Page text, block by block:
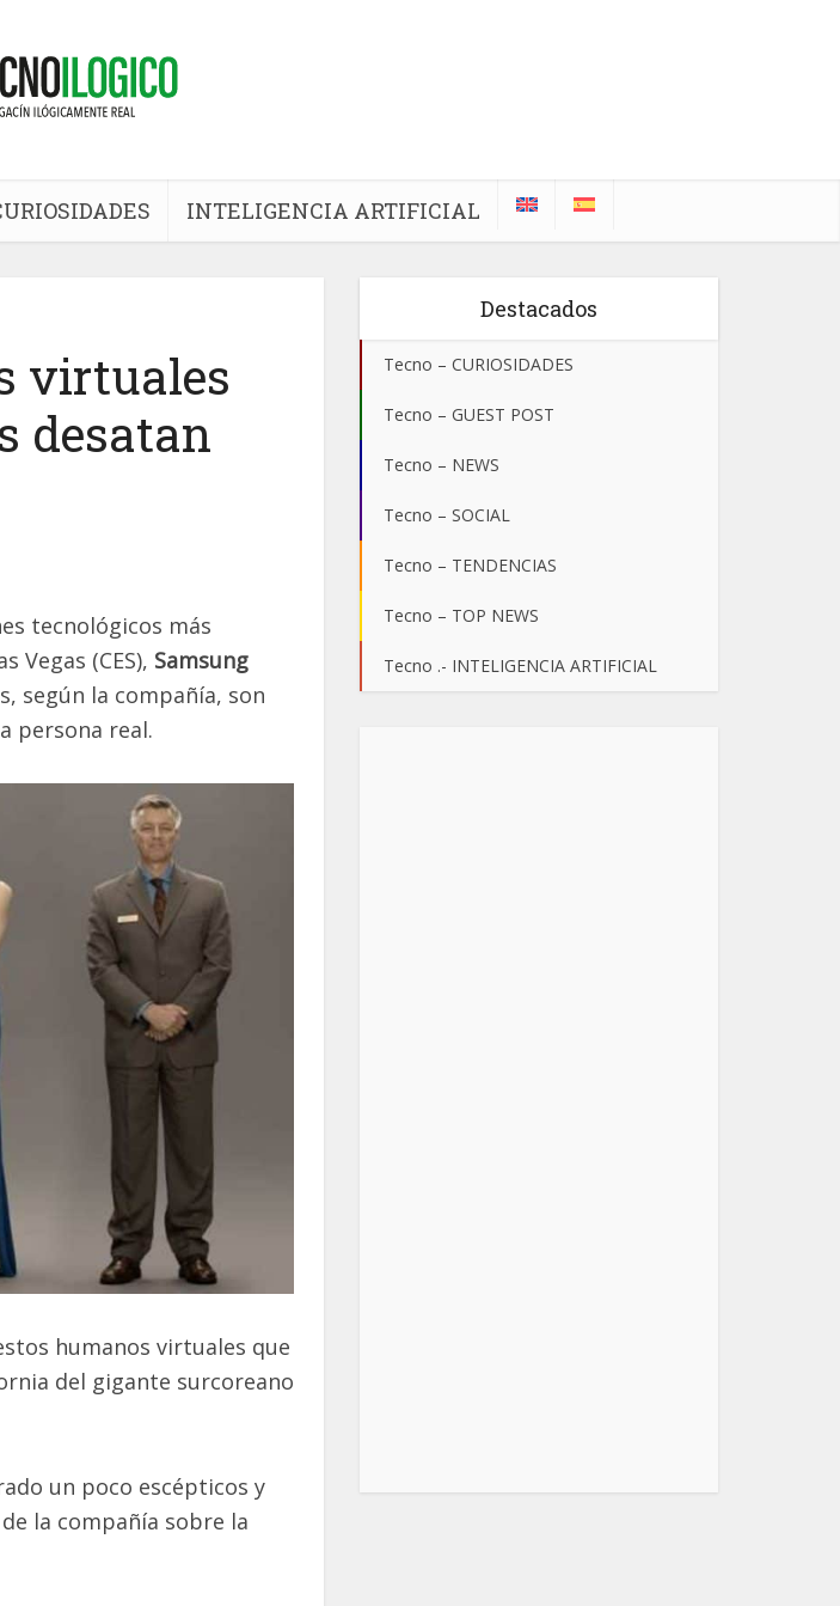
INTELIGENCIA ARTIFICIAL
virtuales
desatan
tecnológicos más
Vegas (CES), Samsung
según la compañía, son
persona real.
humanos virtuales que
del gigante surcoreano
un poco escépticos y
la compañía sobre la
Destacados
Tecno – CURIOSIDADES
Tecno – GUEST POST
Tecno – NEWS
Tecno – SOCIAL
Tecno – TENDENCIAS
Tecno – TOP NEWS
Tecno .- INTELIGENCIA ARTIFICIAL